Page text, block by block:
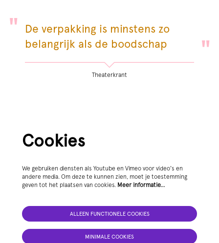
De verpakking is minstens zo
belangrijk als de boodschap
Theaterkrant
Cookies
We gebruiken diensten als Youtube en Vimeo voor video's en
andere media. Om deze te kunnen zien, moet je toestemming
geven tot het plaatsen van cookies. Meer informatie…
ALLEEN FUNCTIONELE COOKIES
MINIMALE COOKIES
Inzoomen